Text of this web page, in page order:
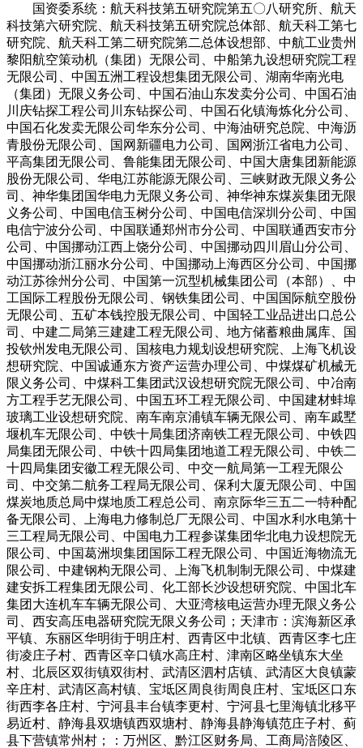
国资委系统：航天科技第五研究院第五〇八研究所、航天
科技第六研究院、航天科技第五研究院总体部、航天科工第七
研究院、航天科工第二研究院第二总体设想部、中航工业贵州
黎阳航空策动机（集团）无限公司、中船第九设想研究院工程
无限公司、中国五洲工程设想集团无限公司、湖南华南光电
（集团）无限义务公司、中国石油山东发卖分公司、中国石油
川庆钻探工程公司川东钻探公司、中国石化镇海炼化分公司、
中国石化发卖无限公司华东分公司、中海油研究总院、中海沥
青股份无限公司、国网新疆电力公司、国网浙江省电力公司、
平高集团无限公司、鲁能集团无限公司、中国大唐集团新能源
股份无限公司、华电江苏能源无限公司、三峡财政无限义务公
司、神华集团国华电力无限义务公司、神华神东煤炭集团无限
义务公司、中国电信玉树分公司、中国电信深圳分公司、中国
电信宁波分公司、中国联通郑州市分公司、中国联通西安市分
公司、中国挪动江西上饶分公司、中国挪动四川眉山分公司、
中国挪动浙江丽水分公司、中国挪动上海西区分公司、中国挪
动江苏徐州分公司、中国第一沉型机械集团公司（本部）、中
工国际工程股份无限公司、钢铁集团公司、中国国际航空股份
无限公司、五矿本钱控股无限公司、中国轻工业品进出口总公
司、中建二局第三建建工程无限公司、地方储蓄粮曲属库、国
投钦州发电无限公司、国核电力规划设想研究院、上海飞机设
想研究院、中国诚通东方资产运营办理公司、中煤煤矿机械无
限义务公司、中煤科工集团武汉设想研究院无限公司、中冶南
方工程手艺无限公司、中国五环工程无限公司、中国建材蚌埠
玻璃工业设想研究院、南车南京浦镇车辆无限公司、南车戚墅
堰机车无限公司、中铁十局集团济南铁工程无限公司、中铁四
局集团无限公司、中铁十四局集团地道工程无限公司、中铁二
十四局集团安徽工程无限公司、中交一航局第一工程无限公
司、中交第二航务工程局无限公司、保利大厦无限公司、中国
煤炭地质总局中煤地质工程总公司、南京际华三五二一特种配
备无限公司、上海电力修制总厂无限公司、中国水利水电第十
三工程局无限公司、中国电力工程参谋集团华北电力设想院无
限公司、中国葛洲坝集团国际工程无限公司、中国近海物流无
限公司、中建钢构无限公司、上海飞机制制无限公司、中煤建
建安拆工程集团无限公司、化工部长沙设想研究院、中国北车
集团大连机车车辆无限公司、大亚湾核电运营办理无限义务公
司、西安高压电器研究院无限义务公司；天津市：滨海新区承
平镇、东丽区华明街于明庄村、西青区中北镇、西青区李七庄
街凌庄子村、西青区辛口镇水高庄村、津南区略坐镇东大坐
村、北辰区双街镇双街村、武清区泗村店镇、武清区大良镇蒙
辛庄村、武清区高村镇、宝坻区周良街周良庄村、宝坻区口东
街西李各庄村、宁河县丰台镇李更村、宁河县七里海镇北移平
易近村、静海县双塘镇西双塘村、静海县静海镇范庄子村、蓟
县下营镇常州村；：万州区、黔江区财务局、工商局涪陵区、